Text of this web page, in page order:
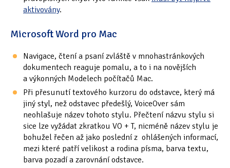
aktivovány.
Microsoft Word pro Mac
Navigace, čtení a psaní zvláště v mnohastránkových
dokumentech reaguje pomalu, a to i na novějších
a výkonných Modelech počítačů Mac.
Při přesunutí textového kurzoru do odstavce, který má
jiný styl, než odstavec předešlý, VoiceOver sám
neohlašuje název tohoto stylu. Přečtení názvu stylu si
sice lze vyžádat zkratkou VO + T, nicméně název stylu je
bohužel řečen až jako poslední z ohlášených informací,
mezi které patří velikost a rodina písma, barva textu,
barva pozadí a zarovnání odstavce.